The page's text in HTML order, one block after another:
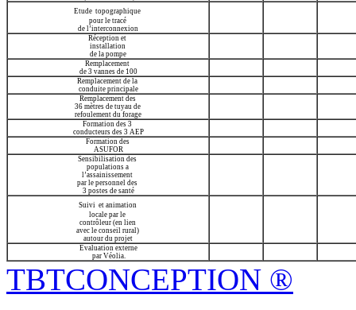
Etude topographique
pour le tracé
de l’interconnexion
Réception et
installation
de la pompe
Remplacement
de 3 vannes de 100
Remplacement de la
conduite principale
Remplacement des
36 mètres de tuyau de
refoulement du forage
Formation des 3
conducteurs des 3 AEP
Formation des
ASUFOR
Sensibilisation des
populations a
l’assainissement
par le personnel des
3 postes de santé
Suivi et animation
locale par le
contrôleur (en lien
avec le conseil rural)
autour du projet
Evaluation externe
par Véolia.
TBTCONCEPTION ®